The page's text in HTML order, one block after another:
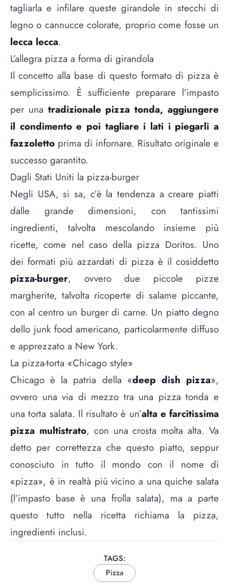
tagliarla e infilare queste girandole in stecchi di
legno o cannucce colorate, proprio come fosse un
lecca lecca.
L’allegra pizza a forma di girandola
Il concetto alla base di questo formato di pizza è
semplicissimo. È sufficiente preparare l’impasto
per una tradizionale pizza tonda, aggiungere
il condimento e poi tagliare i lati i piegarli a
fazzoletto prima di infornare. Risultato originale e
successo garantito.
Dagli Stati Uniti la pizza-burger
Negli USA, si sa, c’è la tendenza a creare piatti
dalle grande dimensioni, con tantissimi
ingredienti, talvolta mescolando insieme più
ricette, come nel caso della pizza Doritos. Uno
dei formati più azzardati di pizza è il cosiddetto
pizza-burger, ovvero due piccole pizze
margherite, talvolta ricoperte di salame piccante,
con al centro un burger di carne. Un piatto degno
dello junk food americano, particolarmente diffuso
e apprezzato a New York.
La pizza-torta «Chicago style»
Chicago è la patria della «deep dish pizza»,
ovvero una via di mezzo tra una pizza tonda e
una torta salata. Il risultato è un’alta e farcitissima
pizza multistrato, con una crosta molta alta. Va
detto per correttezza che questo piatto, seppur
conosciuto in tutto il mondo con il nome di
«pizza», è in realtà più vicino a una quiche salata
(l’impasto base è una frolla salata), ma a parte
questo tutto nella ricetta richiama la pizza,
ingredienti inclusi.
TAGS:
Pizza